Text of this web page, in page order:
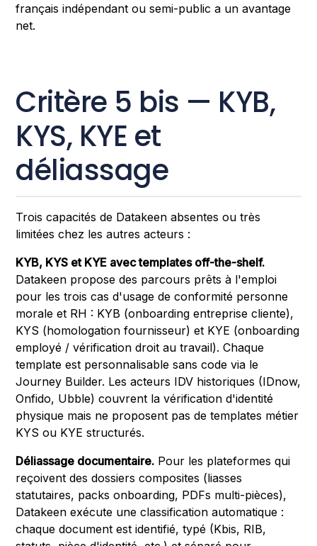
français indépendant ou semi-public a un avantage
net.
Critère 5 bis — KYB,
KYS, KYE et
déliassage
Trois capacités de Datakeen absentes ou très
limitées chez les autres acteurs :
KYB, KYS et KYE avec templates off-the-shelf.
Datakeen propose des parcours prêts à l'emploi
pour les trois cas d'usage de conformité personne
morale et RH : KYB (onboarding entreprise cliente),
KYS (homologation fournisseur) et KYE (onboarding
employé / vérification droit au travail). Chaque
template est personnalisable sans code via le
Journey Builder. Les acteurs IDV historiques (IDnow,
Onfido, Ubble) couvrent la vérification d'identité
physique mais ne proposent pas de templates métier
KYS ou KYE structurés.
Déliassage documentaire. Pour les plateformes qui
reçoivent des dossiers composites (liasses
statutaires, packs onboarding, PDFs multi-pièces),
Datakeen exécute une classification automatique :
chaque document est identifié, typé (Kbis, RIB,